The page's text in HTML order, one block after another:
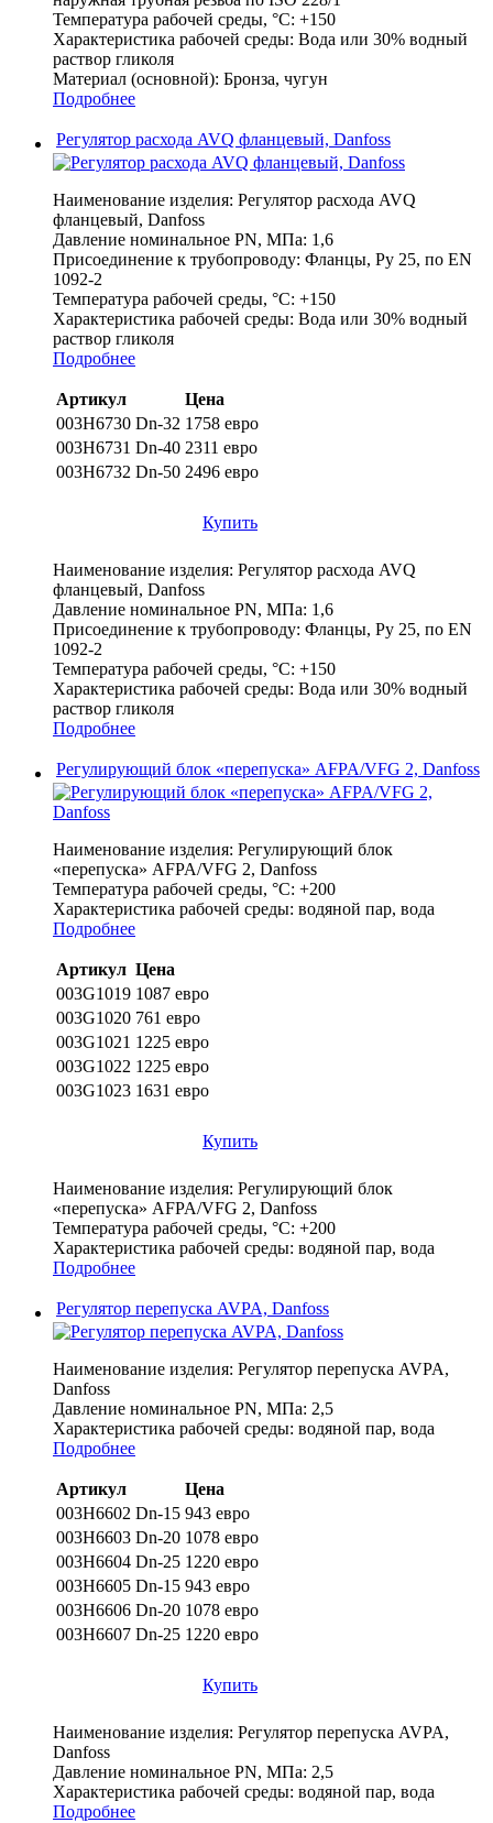
Температура рабочей среды, °С: +150
Характеристика рабочей среды: Вода или 30% водный
раствор гликоля
Материал (основной): Бронза, чугун
Подробнее
Регулятор расхода AVQ фланцевый, Danfoss
Наименование изделия: Регулятор расхода AVQ
фланцевый, Danfoss
Давление номинальное PN, МПа: 1,6
Присоединение к трубопроводу: Фланцы, Ру 25, по EN
1092-2
Температура рабочей среды, °С: +150
Характеристика рабочей среды: Вода или 30% водный
раствор гликоля
Подробнее
Артикул
Цена
003H6730 Dn-32 1758 евро
003H6731 Dn-40 2311 евро
003H6732 Dn-50 2496 евро
Купить
Наименование изделия: Регулятор расхода AVQ
фланцевый, Danfoss
Давление номинальное PN, МПа: 1,6
Присоединение к трубопроводу: Фланцы, Ру 25, по EN
1092-2
Температура рабочей среды, °С: +150
Характеристика рабочей среды: Вода или 30% водный
раствор гликоля
Подробнее
Регулирующий блок «перепуска» AFPA/VFG 2, Danfoss
Наименование изделия: Регулирующий блок
«перепуска» AFPA/VFG 2, Danfoss
Температура рабочей среды, °С: +200
Характеристика рабочей среды: водяной пар, вода
Подробнее
Артикул Цена
003G1019 1087 евро
003G1020 761 евро
003G1021 1225 евро
003G1022 1225 евро
003G1023 1631 евро
Купить
Наименование изделия: Регулирующий блок
«перепуска» AFPA/VFG 2, Danfoss
Температура рабочей среды, °С: +200
Характеристика рабочей среды: водяной пар, вода
Подробнее
Регулятор перепуска AVPA, Danfoss
Наименование изделия: Регулятор перепуска AVPA,
Danfoss
Давление номинальное PN, МПа: 2,5
Характеристика рабочей среды: водяной пар, вода
Подробнее
Артикул
Цена
003H6602 Dn-15 943 евро
003H6603 Dn-20 1078 евро
003H6604 Dn-25 1220 евро
003H6605 Dn-15 943 евро
003H6606 Dn-20 1078 евро
003H6607 Dn-25 1220 евро
Купить
Наименование изделия: Регулятор перепуска AVPA,
Danfoss
Давление номинальное PN, МПа: 2,5
Характеристика рабочей среды: водяной пар, вода
Подробнее